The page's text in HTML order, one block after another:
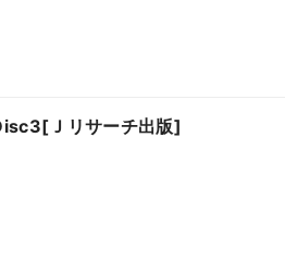
Ｊリサーチ出版]